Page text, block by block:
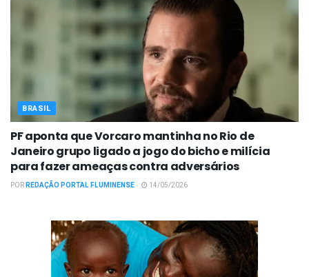
BRASIL
PF aponta que Vorcaro mantinha no Rio de
Janeiro grupo ligado a jogo do bicho e milícia
para fazer ameaças contra adversários
PORREDAÇÃO PORTAL FLUMINENSE 14/05/2026